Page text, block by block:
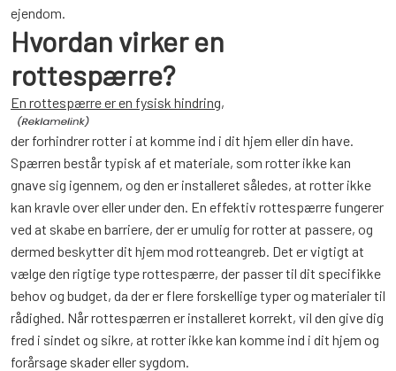
ejendom.
Hvordan virker en
rottespærre?
En rottespærre er en fysisk hindring,
der forhindrer rotter i at komme ind i dit hjem eller din have.
Spærren består typisk af et materiale, som rotter ikke kan
gnave sig igennem, og den er installeret således, at rotter ikke
kan kravle over eller under den. En effektiv rottespærre fungerer
ved at skabe en barriere, der er umulig for rotter at passere, og
dermed beskytter dit hjem mod rotteangreb. Det er vigtigt at
vælge den rigtige type rottespærre, der passer til dit specifikke
behov og budget, da der er flere forskellige typer og materialer til
rådighed. Når rottespærren er installeret korrekt, vil den give dig
fred i sindet og sikre, at rotter ikke kan komme ind i dit hjem og
forårsage skader eller sygdom.